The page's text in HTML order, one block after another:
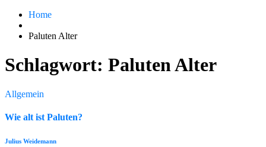
Home
Paluten Alter
Schlagwort: Paluten Alter
Allgemein
Wie alt ist Paluten?
Julius Weidemann